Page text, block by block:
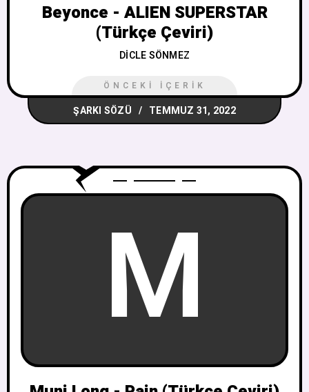
Beyonce - ALIEN SUPERSTAR
(Türkçe Çeviri)
DICLE SÖNMEZ
ÖNCEKI İÇERIK
ŞARKI SÖZÜ TEMMUZ 31, 2022
M